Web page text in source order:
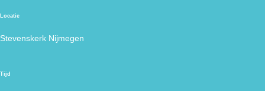
Locatie
Stevenskerk Nijmegen
Tijd